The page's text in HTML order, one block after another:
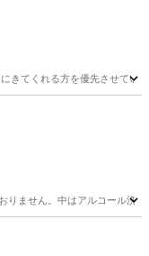
きてくれる方を優先させてい
りません。中はアルコール洗